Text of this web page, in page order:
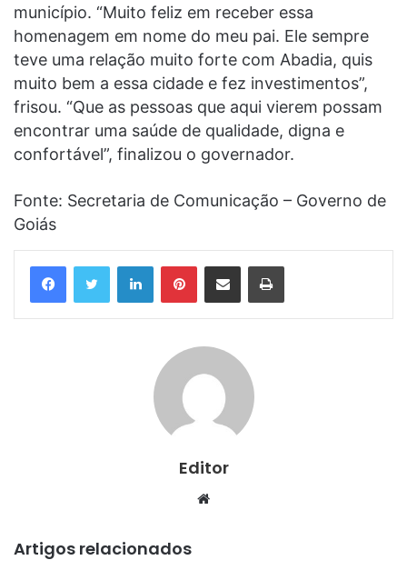
município. “Muito feliz em receber essa
homenagem em nome do meu pai. Ele sempre
teve uma relação muito forte com Abadia, quis
muito bem a essa cidade e fez investimentos”,
frisou. “Que as pessoas que aqui vierem possam
encontrar uma saúde de qualidade, digna e
confortável”, finalizou o governador.
Fonte: Secretaria de Comunicação – Governo de
Goiás
LinkedinPinterestCompartilhar via e-mail Imprimir
Editor
Website
Artigos relacionados